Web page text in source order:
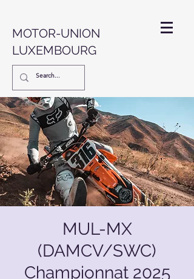
MOTOR-UNION
LUXEMBOURG
MUL-MX
(DAMCV/SWC)
Championnat 2025